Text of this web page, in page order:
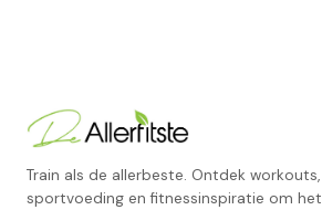
Train als de allerbeste. Ontdek workouts,
sportvoeding en fitnessinspiratie om het